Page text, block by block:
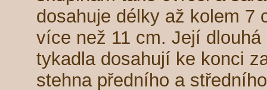
dosahuje délky až kolem 7
více než 11 cm. Její dlouhá
tykadla dosahují ke konci
stehna předního a